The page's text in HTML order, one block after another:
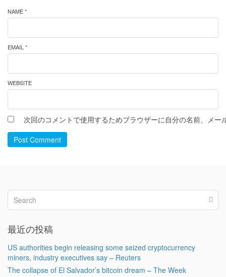
NAME *
EMAIL *
WEBSITE
次回のコメントで使用するためブラウザーに自分の名前、メー
Post Comment
最近の投稿
US authorities begin releasing some seized cryptocurrency
miners, industry executives say – Reuters
The collapse of El Salvador’s bitcoin dream – The Week